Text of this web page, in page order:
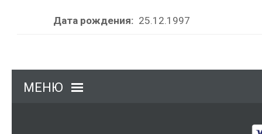
Дата рождения: 25.12.1997
МЕНЮ